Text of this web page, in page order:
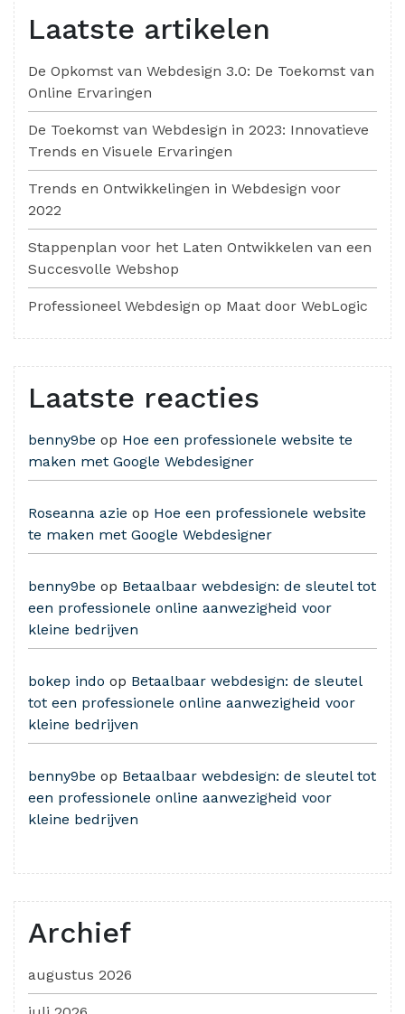
Laatste artikelen
De Opkomst van Webdesign 3.0: De Toekomst van
Online Ervaringen
De Toekomst van Webdesign in 2023: Innovatieve
Trends en Visuele Ervaringen
Trends en Ontwikkelingen in Webdesign voor
2022
Stappenplan voor het Laten Ontwikkelen van een
Succesvolle Webshop
Professioneel Webdesign op Maat door WebLogic
Laatste reacties
benny9be op Hoe een professionele website te
maken met Google Webdesigner
Roseanna azie op Hoe een professionele website
te maken met Google Webdesigner
benny9be op Betaalbaar webdesign: de sleutel tot
een professionele online aanwezigheid voor
kleine bedrijven
bokep indo op Betaalbaar webdesign: de sleutel
tot een professionele online aanwezigheid voor
kleine bedrijven
benny9be op Betaalbaar webdesign: de sleutel tot
een professionele online aanwezigheid voor
kleine bedrijven
Archief
augustus 2026